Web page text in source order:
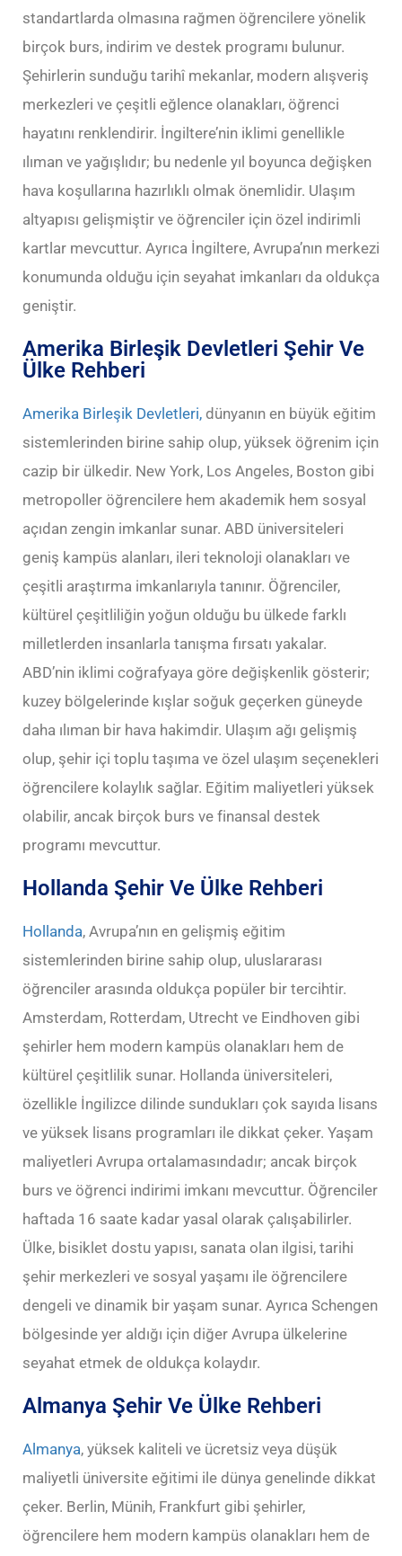
standartlarda olmasına rağmen öğrencilere yönelik
birçok burs, indirim ve destek programı bulunur.
Şehirlerin sunduğu tarihî mekanlar, modern alışveriş
merkezleri ve çeşitli eğlence olanakları, öğrenci
hayatını renklendirir. İngiltere’nin iklimi genellikle
ılıman ve yağışlıdır; bu nedenle yıl boyunca değişken
hava koşullarına hazırlıklı olmak önemlidir. Ulaşım
altyapısı gelişmiştir ve öğrenciler için özel indirimli
kartlar mevcuttur. Ayrıca İngiltere, Avrupa’nın merkezi
konumunda olduğu için seyahat imkanları da oldukça
geniştir.
Amerika Birleşik Devletleri Şehir Ve
Ülke Rehberi
Amerika Birleşik Devletleri, dünyanın en büyük eğitim
sistemlerinden birine sahip olup, yüksek öğrenim için
cazip bir ülkedir. New York, Los Angeles, Boston gibi
metropoller öğrencilere hem akademik hem sosyal
açıdan zengin imkanlar sunar. ABD üniversiteleri
geniş kampüs alanları, ileri teknoloji olanakları ve
çeşitli araştırma imkanlarıyla tanınır. Öğrenciler,
kültürel çeşitliliğin yoğun olduğu bu ülkede farklı
milletlerden insanlarla tanışma fırsatı yakalar.
ABD’nin iklimi coğrafyaya göre değişkenlik gösterir;
kuzey bölgelerinde kışlar soğuk geçerken güneyde
daha ılıman bir hava hakimdir. Ulaşım ağı gelişmiş
olup, şehir içi toplu taşıma ve özel ulaşım seçenekleri
öğrencilere kolaylık sağlar. Eğitim maliyetleri yüksek
olabilir, ancak birçok burs ve finansal destek
programı mevcuttur.
Hollanda Şehir Ve Ülke Rehberi
Hollanda, Avrupa’nın en gelişmiş eğitim
sistemlerinden birine sahip olup, uluslararası
öğrenciler arasında oldukça popüler bir tercihtir.
Amsterdam, Rotterdam, Utrecht ve Eindhoven gibi
şehirler hem modern kampüs olanakları hem de
kültürel çeşitlilik sunar. Hollanda üniversiteleri,
özellikle İngilizce dilinde sundukları çok sayıda lisans
ve yüksek lisans programları ile dikkat çeker. Yaşam
maliyetleri Avrupa ortalamasındadır; ancak birçok
burs ve öğrenci indirimi imkanı mevcuttur. Öğrenciler
haftada 16 saate kadar yasal olarak çalışabilirler.
Ülke, bisiklet dostu yapısı, sanata olan ilgisi, tarihi
şehir merkezleri ve sosyal yaşamı ile öğrencilere
dengeli ve dinamik bir yaşam sunar. Ayrıca Schengen
bölgesinde yer aldığı için diğer Avrupa ülkelerine
seyahat etmek de oldukça kolaydır.
Almanya Şehir Ve Ülke Rehberi
Almanya, yüksek kaliteli ve ücretsiz veya düşük
maliyetli üniversite eğitimi ile dünya genelinde dikkat
çeker. Berlin, Münih, Frankfurt gibi şehirler,
öğrencilere hem modern kampüs olanakları hem de